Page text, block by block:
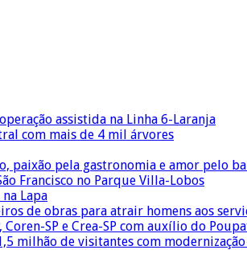
assistida na Linha 6-Laranja
com mais de 4 mil árvores
paixão pela gastronomia e amor pelo
Francisco no Parque Villa-Lobos
Lapa
de obras para atrair homens aos
SP e Crea-SP com auxílio do
milhão de visitantes com